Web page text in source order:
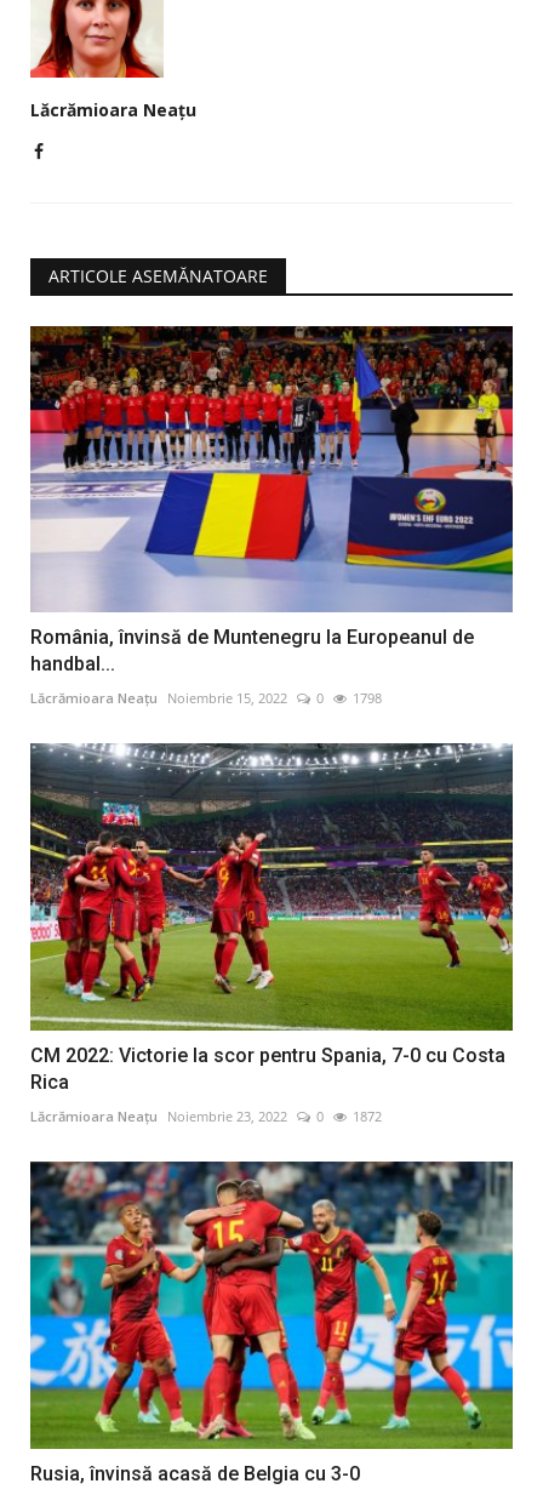
Lăcrămioara Neațu
ARTICOLE ASEMĂNATOARE
România, învinsă de Muntenegru la Europeanul de
handbal...
Lăcrămioara Neațu Noiembrie 15, 2022 0 1798
CM 2022: Victorie la scor pentru Spania, 7-0 cu Costa
Rica
Lăcrămioara Neațu Noiembrie 23, 2022 0 1872
Rusia, învinsă acasă de Belgia cu 3-0